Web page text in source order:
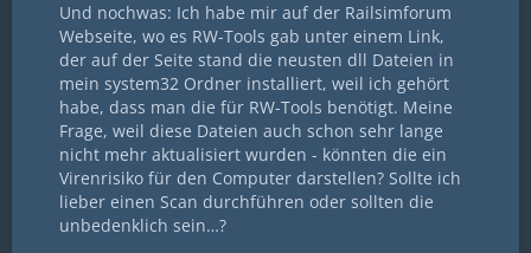
Und nochwas: Ich habe mir auf der Railsimforum
Webseite, wo es RW-Tools gab unter einem Link,
der auf der Seite stand die neusten dll Dateien in
mein system32 Ordner installiert, weil ich gehört
habe, dass man die für RW-Tools benötigt. Meine
Frage, weil diese Dateien auch schon sehr lange
nicht mehr aktualisiert wurden - könnten die ein
Virenrisiko für den Computer darstellen? Sollte ich
lieber einen Scan durchführen oder sollten die
unbedenklich sein…?